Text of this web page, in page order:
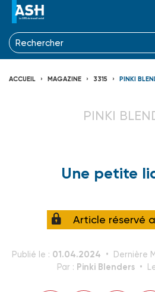
ACCUEIL MAGAZINE 3315 PINKI
PINKI
Une petite
Article réservé
Publié le : 01.04.2024 Dernière
Par : Pinki Blenders